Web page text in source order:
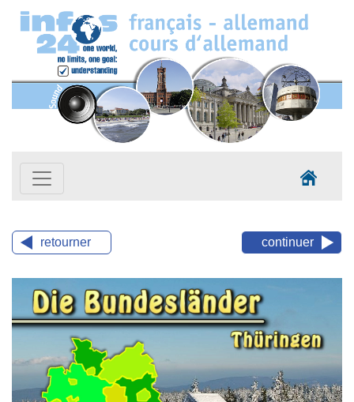
retourner continuer